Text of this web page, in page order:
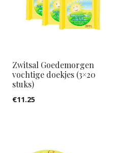
Zwitsal Goedemorgen
vochtige doekjes (3×20
stuks)
€11.25